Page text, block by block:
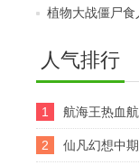
豆地雷属性介绍
植物大战僵尸食
人气排行
1 航海王热血
塔详细解析
2 仙凡幻想中